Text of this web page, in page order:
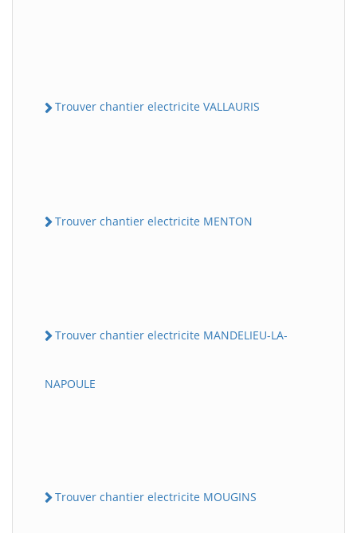
Trouver chantier electricite VALLAURIS
Trouver chantier electricite MENTON
Trouver chantier electricite MANDELIEU-LA-
NAPOULE
Trouver chantier electricite MOUGINS